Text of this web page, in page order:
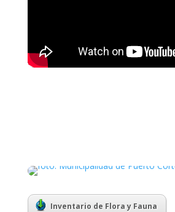
Inventario de Flora y Fauna